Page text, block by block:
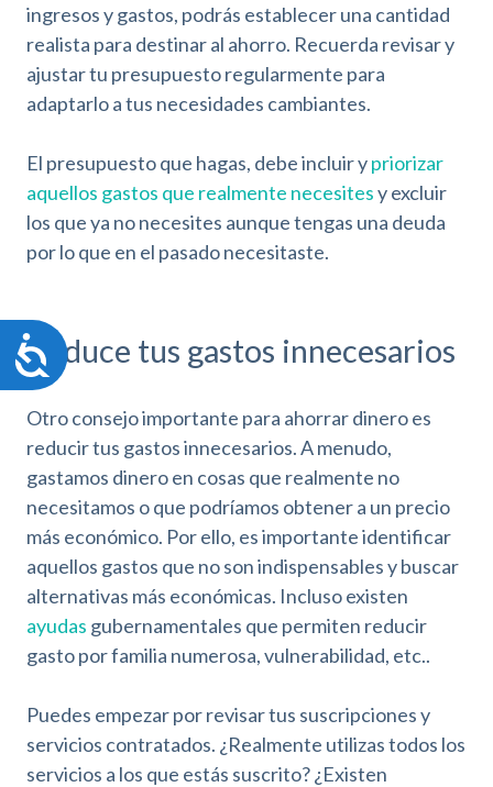
A
e
s
b
i
l
a
d
ingresos y gastos, podrás establecer una cantidad
realista para destinar al ahorro. Recuerda revisar y
ajustar tu presupuesto regularmente para
adaptarlo a tus necesidades cambiantes.
El presupuesto que hagas, debe incluir ypriorizar
aquellos gastos que realmente necesitesy excluir
los que ya no necesites aunque tengas una deuda
por lo que en el pasado necesitaste.
Reduce tus gastos innecesarios
Otro consejo importante para ahorrar dinero es
reducir tus gastos innecesarios. A menudo,
gastamos dinero en cosas que realmente no
necesitamos o que podríamos obtener a un precio
más económico. Por ello, es importante identificar
aquellos gastos que no son indispensables y buscar
alternativas más económicas. Incluso existen
ayudas gubernamentales que permiten reducir
gasto por familia numerosa, vulnerabilidad, etc..
Puedes empezar por revisar tus suscripciones y
servicios contratados. ¿Realmente utilizas todos los
servicios a los que estás suscrito? ¿Existen